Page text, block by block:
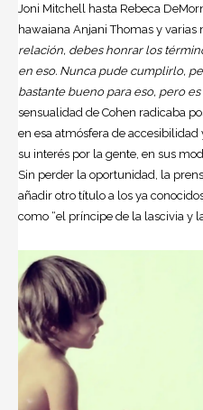
Joni Mitchell hasta Rebeca
hawaiana Anjani Thomas y varias
relación, debes honrar los
en eso. Nunca pude cumplirlo,
bastante bueno para eso, pero es
sensualidad de Cohen radicaba
en esa atmósfera de
su interés por la gente, en sus
Sin perder la oportunidad, la
añadir otro título a los ya
como “el príncipe de la lascivia y